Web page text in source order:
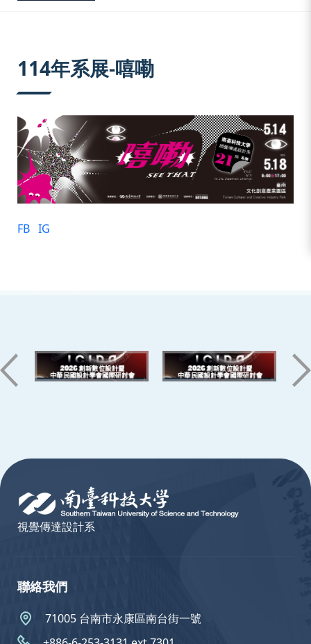
114年系展-嘻嘞
FB IG
視覺傳達設計系
聯絡我們
71005 台南市永康區南台街一號